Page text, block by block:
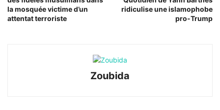
la mosquée victime d’un
attentat terroriste
ridiculise une islamophobe
pro-Trump
Zoubida